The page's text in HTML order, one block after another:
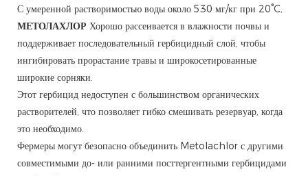
С умеренной растворимостью воды около 530 мг/кг при 20°C,
МЕТОЛАХЛОР Хорошо рассеивается в влажности почвы и
поддерживает последовательный гербицидный слой, чтобы
ингибировать прорастание травы и широкосетированные
широкие сорняки.
Этот гербицид недоступен с большинством органических
растворителей, что позволяет гибко смешивать резервуар, когда
это необходимо.
Фермеры могут безопасно объединить Metolachlor с другими
совместимыми до- или ранними посттергентными гербицидами